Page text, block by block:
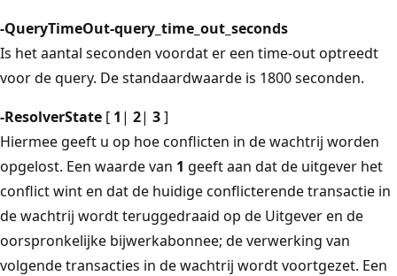
-QueryTimeOut-query_time_out_seconds
Is het aantal seconden voordat er een time-out optreedt
voor de query. De standaardwaarde is 1800 seconden.
-ResolverState [ 1 | 2| 3]
Hiermee geeft u op hoe conflicten in de wachtrij worden
opgelost. Een waarde van 1 geeft aan dat de uitgever het
conflict wint en dat de huidige conflicterende transactie in
de wachtrij wordt teruggedraaid op de Uitgever en de
oorspronkelijke bijwerkabonnee; de verwerking van
volgende transacties in de wachtrij wordt voortgezet. Een